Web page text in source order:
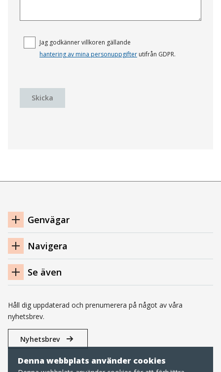
Denna webbplats använder cookies
Jag godkänner villkoren gällande
hantering av mina personuppgifter utifrån GDPR.
Skicka
Navigation
sidfot
Genvägar
Navigera
Se även
Håll dig uppdaterad och prenumerera på något av våra
nyhetsbrev.
Nyhetsbrev